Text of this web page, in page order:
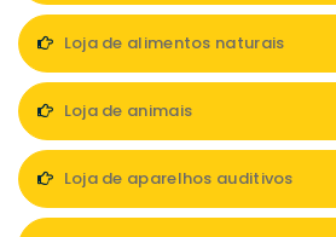
Loja de alimentos naturais
Loja de animais
Loja de aparelhos auditivos